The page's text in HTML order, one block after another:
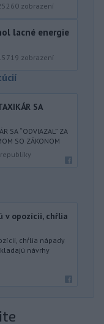
zobrazení
lacné energie
zobrazení
SA
SA “ODVIAZAL” ZA
SO ZÁKONOM
v opozícii, chŕlia
chŕlia nápady
návrhy